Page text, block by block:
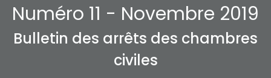
Numéro 11 - Novembre 2019
Bulletin des arrêts des chambres
civiles